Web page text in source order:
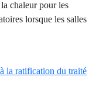
chaleur pour les
lorsque les salles